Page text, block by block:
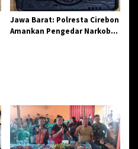
Jawa Barat: Polresta Cirebon
Amankan Pengedar Narkoba